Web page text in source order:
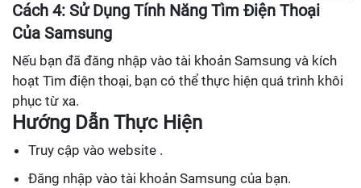
Cách 4: Sử Dụng Tính Năng Tìm Điện Thoại
Của Samsung
Nếu bạn đã đăng nhập vào tài khoản Samsung và kích
hoạt Tìm điện thoại, bạn có thể thực hiện quá trình khôi
phục từ xa.
Hướng Dẫn Thực Hiện
Truy cập vào website .
Đăng nhập vào tài khoản Samsung của bạn.